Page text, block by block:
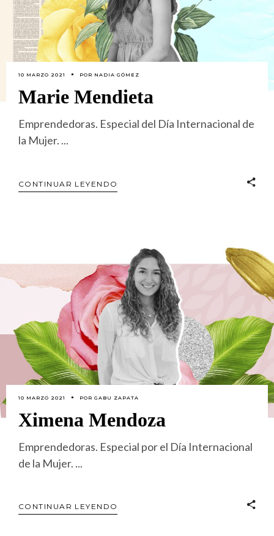
10 MARZO 2021 POR NADIA GÓMEZ
Marie Mendieta
Emprendedoras. Especial del Día Internacional de
la Mujer.
CONTINUAR LEYENDO
10 MARZO 2021 PORGABU ZAPATA
Ximena Mendoza
Emprendedoras. Especial por el Día Internacional
de la Mujer.
CONTINUAR LEYENDO